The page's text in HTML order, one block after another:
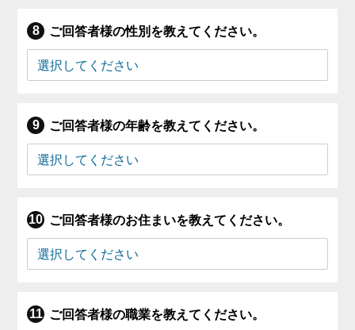
ご回答者様の性別を教えてください。
ご回答者様の年齢を教えてください。
ご回答者様のお住まいを教えてください。
ご回答者様の職業を教えてください。